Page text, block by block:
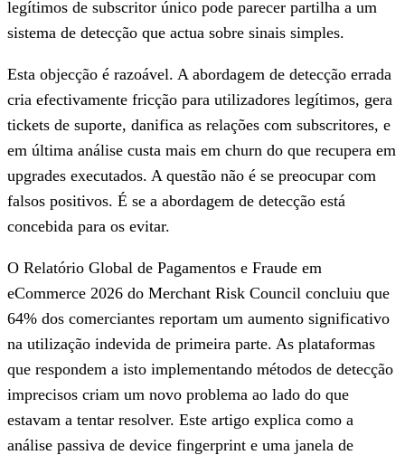
legítimos de subscritor único pode parecer partilha a um
sistema de detecção que actua sobre sinais simples.
Esta objecção é razoável. A abordagem de detecção errada
cria efectivamente fricção para utilizadores legítimos, gera
tickets de suporte, danifica as relações com subscritores, e
em última análise custa mais em churn do que recupera em
upgrades executados. A questão não é se preocupar com
falsos positivos. É se a abordagem de detecção está
concebida para os evitar.
O Relatório Global de Pagamentos e Fraude em
eCommerce 2026 do Merchant Risk Council concluiu que
64% dos comerciantes reportam um aumento significativo
na utilização indevida de primeira parte. As plataformas
que respondem a isto implementando métodos de detecção
imprecisos criam um novo problema ao lado do que
estavam a tentar resolver. Este artigo explica como a
análise passiva de device fingerprint e uma janela de